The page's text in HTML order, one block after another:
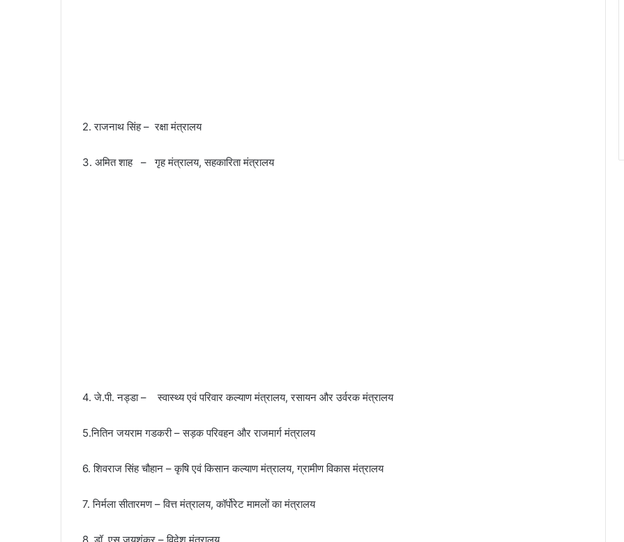
2. राजनाथ सिंह – रक्षा मंत्रालय
3. अमित शाह – गृह मंत्रालय, सहकारिता मंत्रालय
4. जे.पी. नड्डा – स्वास्थ्य एवं परिवार कल्याण मंत्रालय, रसायन और उर्वरक मंत्रालय
5.नितिन जयराम गडकरी – सड़क परिवहन और राजमार्ग मंत्रालय
6. शिवराज सिंह चौहान – कृषि एवं किसान कल्याण मंत्रालय, ग्रामीण विकास मंत्रालय
7. निर्मला सीतारमण – वित्त मंत्रालय, कॉर्पोरेट मामलों का मंत्रालय